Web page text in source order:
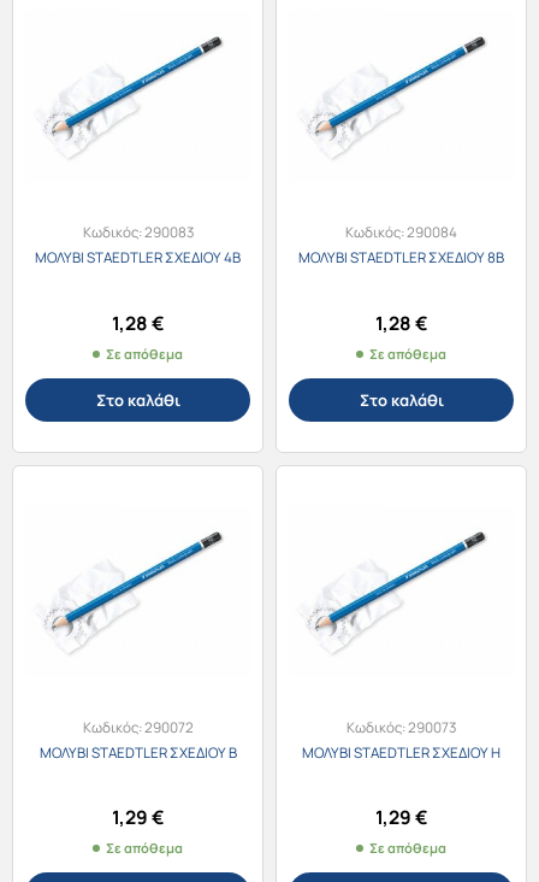
Κωδικός:290083
ΜΟΛΥΒΙ STAEDTLER ΣΧΕΔΙΟΥ 4B
1,28€
Σε απόθεμα
Στο καλάθι
Κωδικός:290084
ΜΟΛΥΒΙ STAEDTLER ΣΧΕΔΙΟΥ 8B
1,28€
Σε απόθεμα
Στο καλάθι
Κωδικός:290072
ΜΟΛΥΒΙ STAEDTLER ΣΧΕΔΙΟΥ B
1,29€
Σε απόθεμα
Κωδικός:290073
ΜΟΛΥΒΙ STAEDTLER ΣΧΕΔΙΟΥ H
1,29€
Σε απόθεμα